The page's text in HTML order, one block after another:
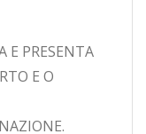
E PRESENTA
E O